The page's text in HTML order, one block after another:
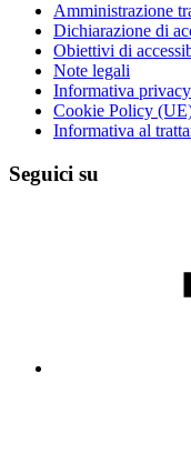
Amministrazione
Dichiarazione di
Obiettivi di
Note legali
Informativa privacy
Cookie Policy
Informativa al
Seguici su